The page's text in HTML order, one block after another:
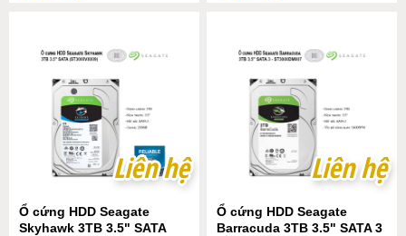
Liên hệ
Liên hệ
Ổ cứng HDD Seagate
Skyhawk 3TB 3.5" SATA
Liên hệ
Liên hệ
Ổ cứng HDD Seagate
Barracuda 3TB 3.5" SATA 3